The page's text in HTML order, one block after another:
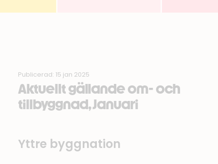
Publicerad: 15 jan 2025
Aktuellt gällande om- och
tillbyggnad, Januari
Yttre byggnation